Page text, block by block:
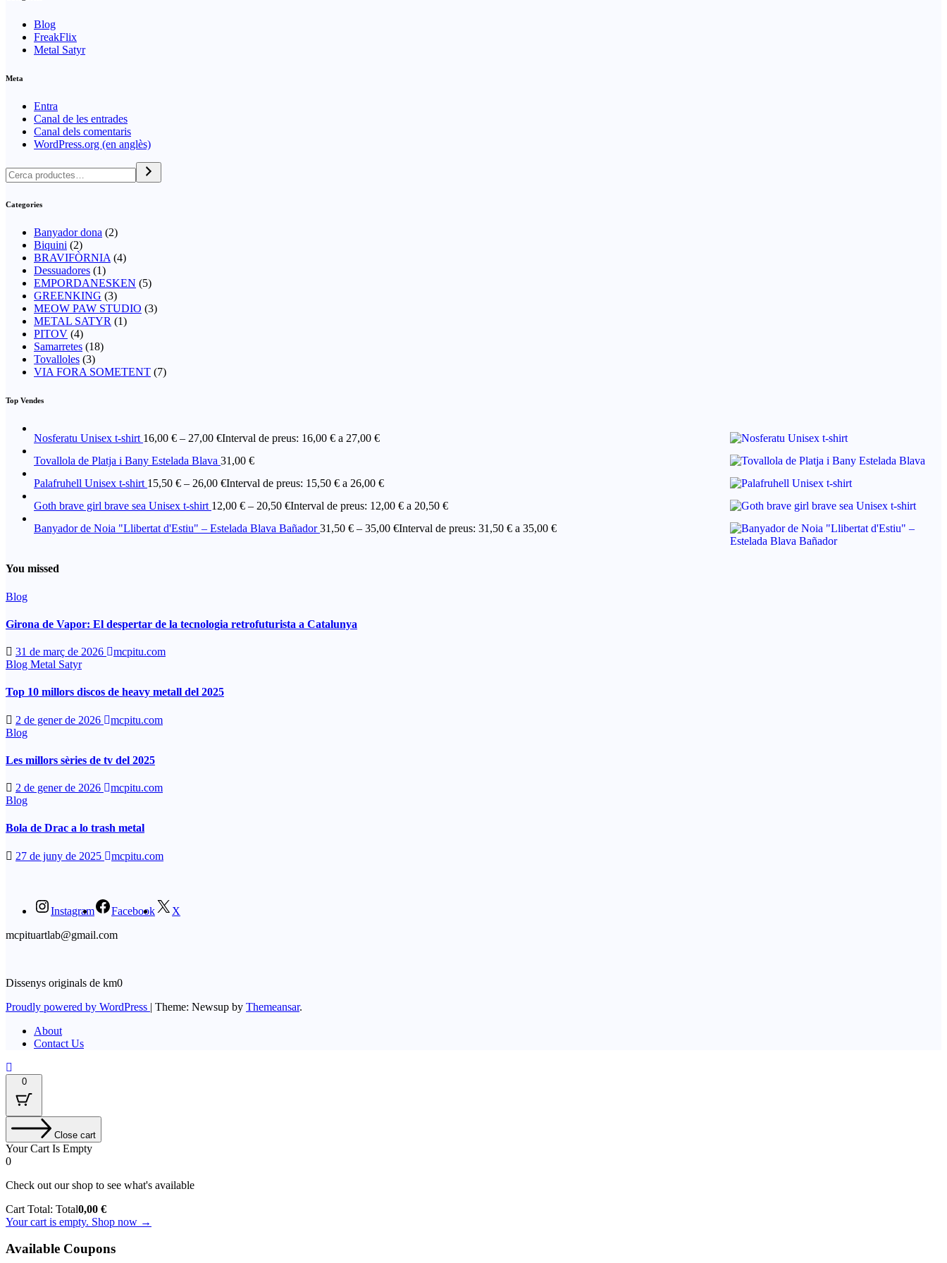
Blog
FreakFlix
Metal Satyr
Meta
Entra
Canal de les entrades
Canal dels comentaris
WordPress.org (en anglès)
Categories
Banyador dona (2)
Biquini (2)
BRAVIFÒRNIA (4)
Dessuadores (1)
EMPORDANESKEN (5)
GREENKING (3)
MEOW PAW STUDIO (3)
METAL SATYR (1)
PITOV (4)
Samarretes (18)
Tovalloles (3)
VIA FORA SOMETENT (7)
Top Vendes
Nosferatu Unisex t-shirt 16,00 € – 27,00 €Interval de preus: 16,00 € a 27,00 €
Tovallola de Platja i Bany Estelada Blava 31,00 €
Palafruhell Unisex t-shirt 15,50 € – 26,00 €Interval de preus: 15,50 € a 26,00 €
Goth brave girl brave sea Unisex t-shirt 12,00 € – 20,50 €Interval de preus: 12,00 € a 20,50 €
Banyador de Noia "Llibertat d'Estiu" – Estelada Blava Bañador 31,50 € – 35,00 €Interval de preus: 31,50 € a 35,00 €
You missed
Blog
Girona de Vapor: El despertar de la tecnologia retrofuturista a Catalunya
31 de març de 2026
mcpitu.com
Blog Metal Satyr
Top 10 millors discos de heavy metall del 2025
2 de gener de 2026
mcpitu.com
Blog
Les millors sèries de tv del 2025
2 de gener de 2026
mcpitu.com
Blog
Bola de Drac a lo trash metal
27 de juny de 2025 mcpitu.com
Instagram Facebook
X
mcpituartlab@gmail.com
Dissenys originals de km0
Proudly powered by WordPress | Theme: Newsup by Themeansar.
About
Contact Us
0
Close cart
Your Cart Is Empty
0
Check out our shop to see what's available
Cart Total: Total0,00 €
Your cart is empty. Shop now →
Available Coupons